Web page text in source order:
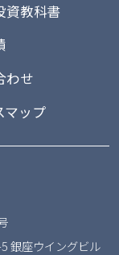
資教科書
わせ
マップ
銀座ウイングビル